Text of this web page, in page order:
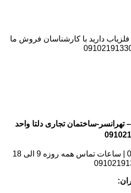
دارید با کارشناسان فروش ما
ساختمان تجاری دلتا واحد